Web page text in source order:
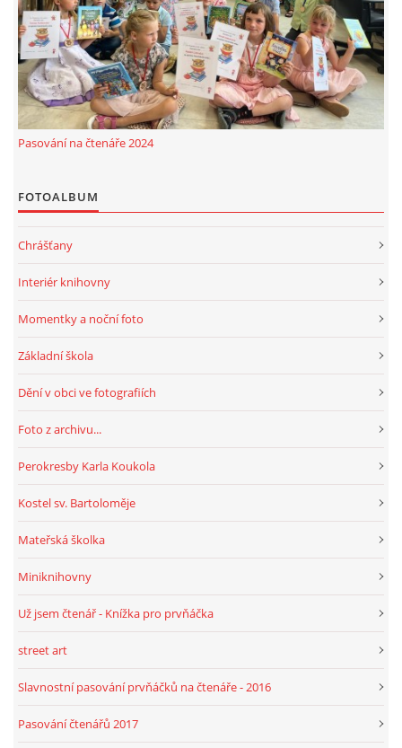
Pasování na čtenáře 2024
FOTOALBUM
Chrášťany
Interiér knihovny
Momentky a noční foto
Základní škola
Dění v obci ve fotografiích
Foto z archivu...
Perokresby Karla Koukola
Kostel sv. Bartoloměje
Mateřská školka
Miniknihovny
Už jsem čtenář - Knížka pro prvňáčka
street art
Slavnostní pasování prvňáčků na čtenáře - 2016
Pasování čtenářů 2017